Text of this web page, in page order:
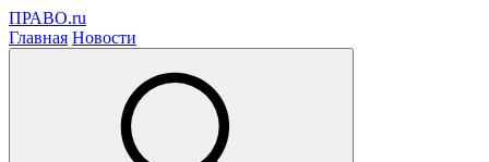
ПРАВО.ru
Главная Новости